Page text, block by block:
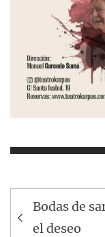
de
Bodas de
el deseo